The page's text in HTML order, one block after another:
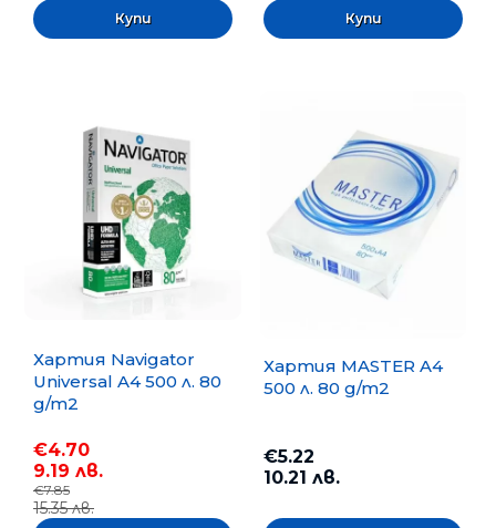
Хартия Navigator
Universal A4 500 л. 80
g/m2
€4.70
9.19 лв.
€7.85
15.35 лв.
Хартия MASTER A4
500 л. 80 g/m2
€5.22
10.21 лв.